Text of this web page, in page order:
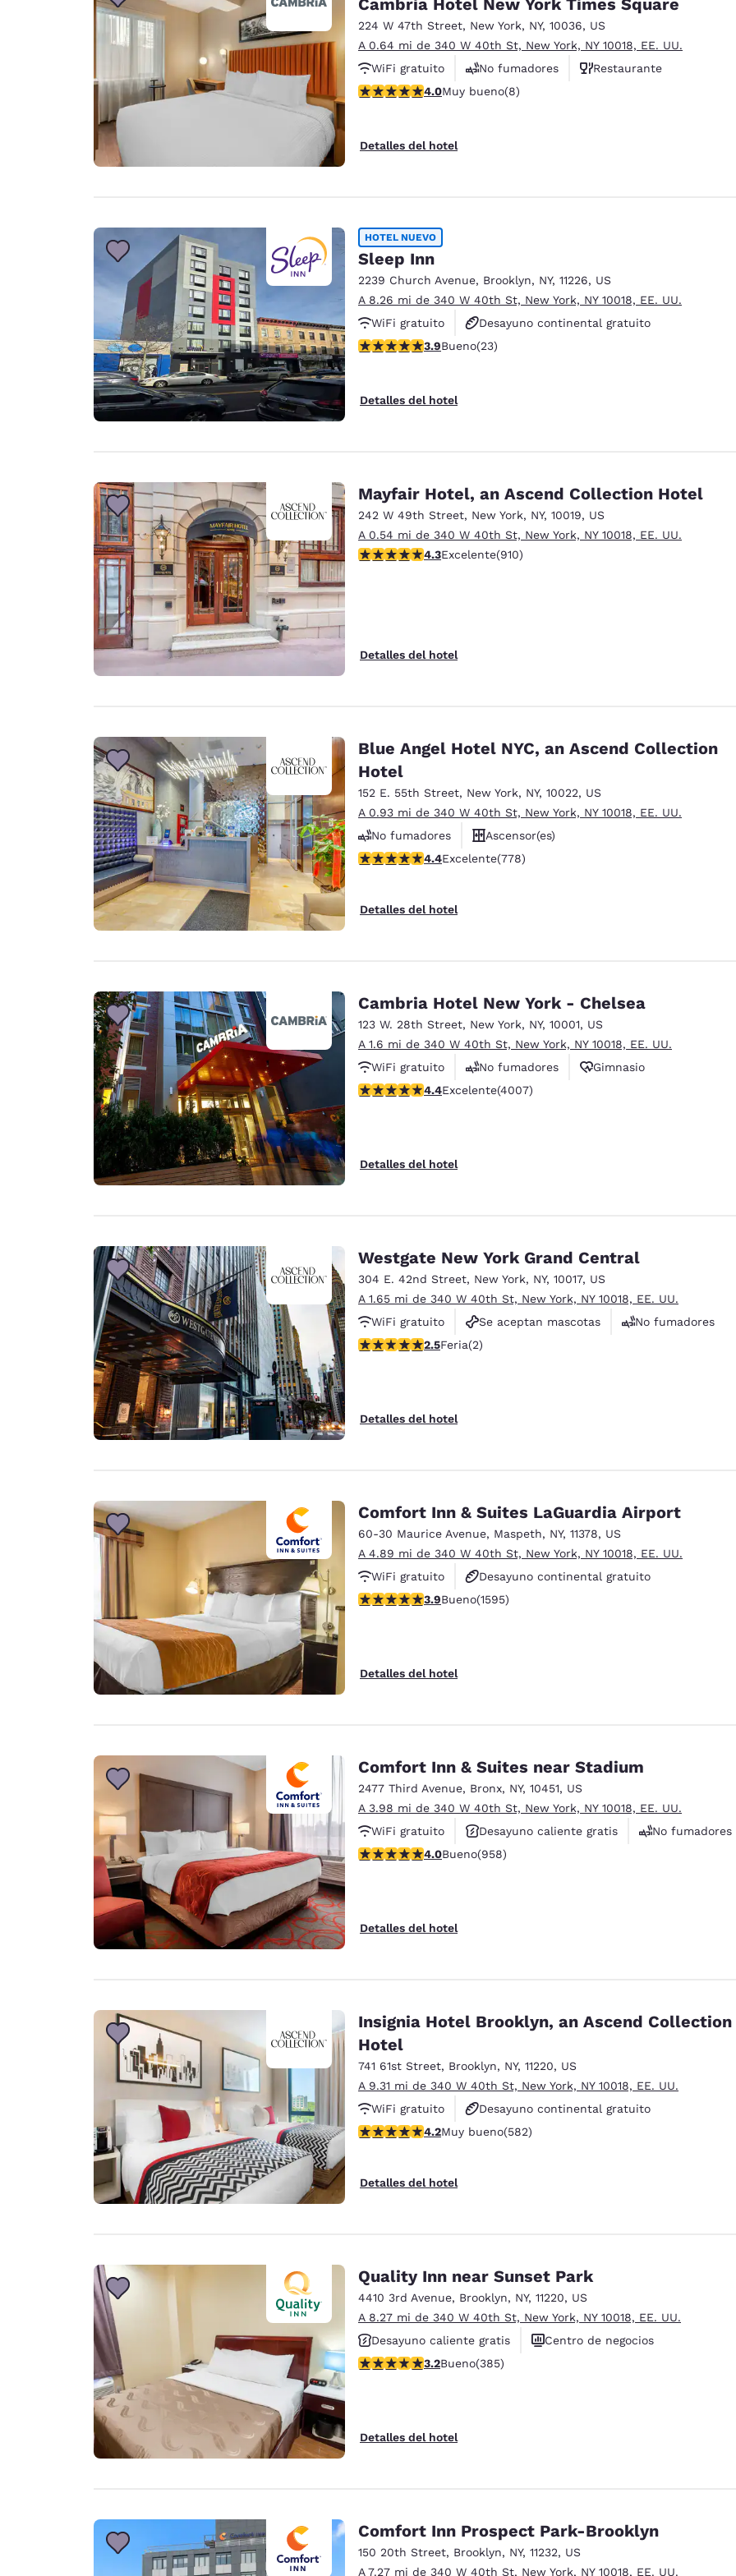
Europa
Deutsch English
Spain
English
United Kingdom
English
Asia-Pacífico
Australia
English English
224 W 47th Street, New York, NY, 10036, US
A 0.64 mi de 340 W 40th St, New York, NY 10018, EE. UU.
WiFi gratuito
No fumadores
Restaurante
calificación de 4 estrellas. Muy bueno. 8 reseñas
4.0Muy bueno(8)
Detalles del hotel
HOTEL NUEVO
Sleep Inn
2239 Church Avenue, Brooklyn, NY, 11226, US
A 8.26 mi de 340 W 40th St, New York, NY 10018, EE. UU.
WiFi gratuito
Desayuno continental gratuito
No fumadores
calificación de 3.91 estrellas. Bueno. 23 reseñas
3.9Bueno(23)
Detalles del hotel
Mayfair Hotel, an Ascend Collection Hotel
242 W 49th Street, New York, NY, 10019, US
A 0.54 mi de 340 W 40th St, New York, NY 10018, EE. UU.
calificación de 4.33 estrellas. Excelente. 910 reseñas
4.3Excelente(910)
Detalles del hotel
Blue Angel Hotel NYC, an Ascend Collection
Hotel
152 E. 55th Street, New York, NY, 10022, US
A 0.93 mi de 340 W 40th St, New York, NY 10018, EE. UU.
No fumadores
Ascensor(es)
calificación de 4.38 estrellas. Excelente. 778 reseñas
4.4Excelente(778)
Detalles del hotel
Cambria Hotel New York - Chelsea
123 W. 28th Street, New York, NY, 10001, US
A 1.6 mi de 340 W 40th St, New York, NY 10018, EE. UU.
WiFi gratuito
No fumadores
Gimnasio
calificación de 4.44 estrellas. Excelente. 4007 reseñas
4.4Excelente(4007)
Detalles del hotel
Westgate New York Grand Central
304 E. 42nd Street, New York, NY, 10017, US
A 1.65 mi de 340 W 40th St, New York, NY 10018, EE. UU.
WiFi gratuito
Se aceptan mascotas
No fumadores
calificación de 2.5 estrellas. Feria. 2 reseñas
2.5Feria(2)
Detalles del hotel
Comfort Inn & Suites LaGuardia Airport
60-30 Maurice Avenue, Maspeth, NY, 11378, US
A 4.89 mi de 340 W 40th St, New York, NY 10018, EE. UU.
WiFi gratuito
Desayuno continental gratuito
Desayuno caliente gratis
calificación de 3.9 estrellas. Bueno. 1595 reseñas
3.9Bueno(1595)
Detalles del hotel
Comfort Inn & Suites near Stadium
2477 Third Avenue, Bronx, NY, 10451, US
A 3.98 mi de 340 W 40th St, New York, NY 10018, EE. UU.
WiFi gratuito
Desayuno caliente gratis
No fumadores
calificación de 3.98 estrellas. Bueno. 958 reseñas
4.0Bueno(958)
Detalles del hotel
Insignia Hotel Brooklyn, an Ascend Collection
Hotel
741 61st Street, Brooklyn, NY, 11220, US
A 9.31 mi de 340 W 40th St, New York, NY 10018, EE. UU.
WiFi gratuito
Desayuno continental gratuito
No fumadores
calificación de 4.18 estrellas. Muy bueno. 582 reseñas
4.2Muy bueno(582)
Detalles del hotel
Quality Inn near Sunset Park
4410 3rd Avenue, Brooklyn, NY, 11220, US
A 8.27 mi de 340 W 40th St, New York, NY 10018, EE. UU.
Desayuno caliente gratis
Centro de negocios
Ascensor(es)
calificación de 3.21 estrellas. Bueno. 385 reseñas
3.2Bueno(385)
Detalles del hotel
Comfort Inn Prospect Park-Brooklyn
150 20th Street, Brooklyn, NY, 11232, US
A 7.27 mi de 340 W 40th St, New York, NY 10018, EE. UU.